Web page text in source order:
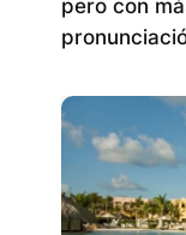
pero con